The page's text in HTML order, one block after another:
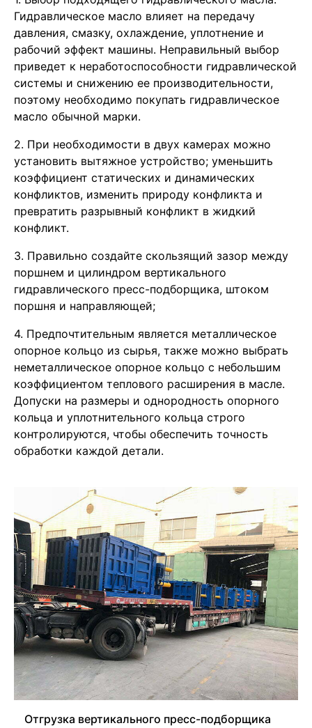
Гидравлическое масло влияет на передачу
давления, смазку, охлаждение, уплотнение и
рабочий эффект машины. Неправильный выбор
приведет к неработоспособности гидравлической
системы и снижению ее производительности,
поэтому необходимо покупать гидравлическое
масло обычной марки.
2. При необходимости в двух камерах можно
установить вытяжное устройство; уменьшить
коэффициент статических и динамических
конфликтов, изменить природу конфликта и
превратить разрывный конфликт в жидкий
конфликт.
3. Правильно создайте скользящий зазор между
поршнем и цилиндром вертикального
гидравлического пресс-подборщика, штоком
поршня и направляющей;
4. Предпочтительным является металлическое
опорное кольцо из сырья, также можно выбрать
неметаллическое опорное кольцо с небольшим
коэффициентом теплового расширения в масле.
Допуски на размеры и однородность опорного
кольца и уплотнительного кольца строго
контролируются, чтобы обеспечить точность
обработки каждой детали.
Отгрузка вертикального пресс-подборщика